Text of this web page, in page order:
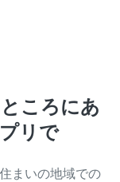
ころにあ
リで
まいの地域での